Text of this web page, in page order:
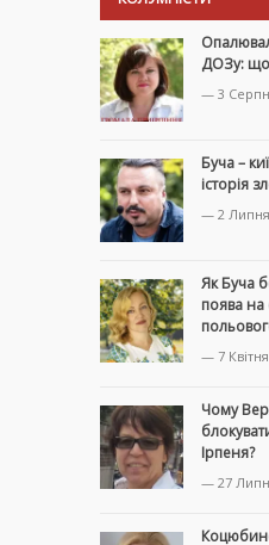
ДОЗу: що
— 3
Буча –
історія
— 2 Липня
Як Буча
поява на
— 7
Чому
Ірпеня?
— 27